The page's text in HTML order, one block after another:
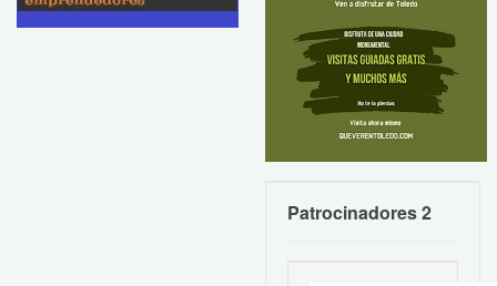
Patrocinadores 2